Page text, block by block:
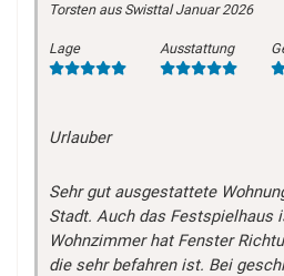
Torstenaus Swisttal Januar 2026
Lage Ausstattung
Urlauber
Sehr gut ausgestattete
Stadt. Auch das Festspielhaus
Wohnzimmer hat Fenster
die sehr befahren ist. Bei